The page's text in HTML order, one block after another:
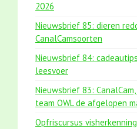
2026
Nieuwsbrief 85: dieren
CanalCamsoorten
Nieuwsbrief 84:
leesvoer
Nieuwsbrief 83:
team OWL de afgelopen
Opfriscursus